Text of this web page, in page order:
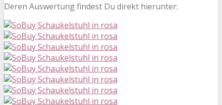
Deren Auswertung findest Du direkt hierunter: